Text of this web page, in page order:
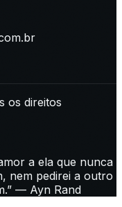
os direitos
a ela que nunca
nem pedirei a outro
— Ayn Rand